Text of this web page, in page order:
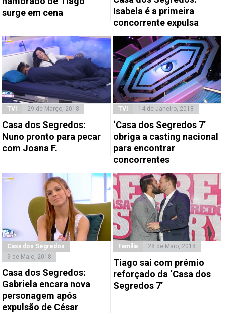
surge em cena
Isabela é a primeira
concorrente expulsa
TVI 29 de Março, 2018
Casa dos Segredos:
Nuno pronto para pecar
com Joana F.
TVI 14 de Janeiro, 2018
‘Casa dos Segredos 7’
obriga a casting nacional
para encontrar
concorrentes
Casa dos Segredos
9 de Maio, 2018
Casa dos Segredos:
Gabriela encara nova
personagem após
expulsão de César
Família 28 de Maio, 2018
Tiago sai com prémio
reforçado da ‘Casa dos
Segredos 7’